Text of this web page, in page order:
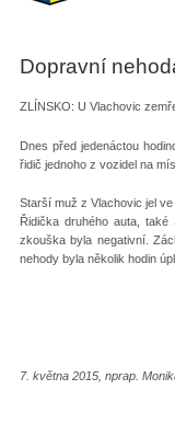
Dopravní
ZLÍNSKO: U Vlachovic
Dnes před jedenáctou
řidič jednoho z vozidel na
Starší muž z Vlachovic jel
Řidička druhého auta,
zkouška byla negativní.
nehody byla několik hodin
7. května 2015, nprap.